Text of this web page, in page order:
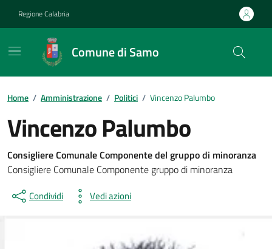
Regione Calabria
Comune di Samo
Home / Amministrazione / Politici / Vincenzo Palumbo
Vincenzo Palumbo
Consigliere Comunale Componente del gruppo di minoranza
Consigliere Comunale Componente gruppo di minoranza
Condividi Vedi azioni